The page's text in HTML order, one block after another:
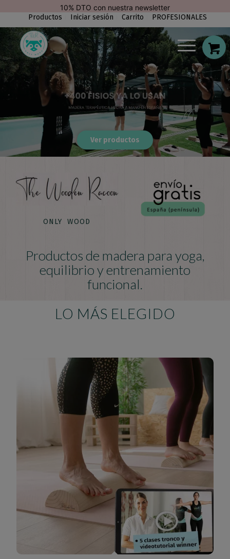
10% DTO con nuestra newsletter
Productos
Iniciar sesión Carrito PROFESIONALES
Ver productos
ONLY WOOD
Productos de madera para yoga,
equilibrio y entrenamiento
funcional.
LO MÁS ELEGIDO
modal-check